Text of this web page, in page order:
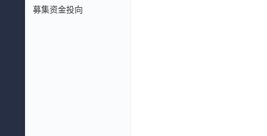
募集资金投向